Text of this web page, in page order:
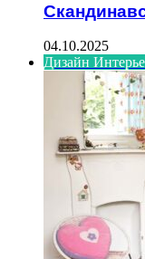
04.10.2025
Дизайн